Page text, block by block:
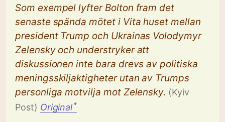
Som exempel lyfter Bolton fram det
senaste spända mötet i Vita huset mellan
president Trump och Ukrainas Volodymyr
Zelensky och understryker att
diskussionen inte bara drevs av politiska
meningsskiljaktigheter utan av Trumps
personliga motvilja mot Zelensky. (Kyiv
Post) Originalꜜ